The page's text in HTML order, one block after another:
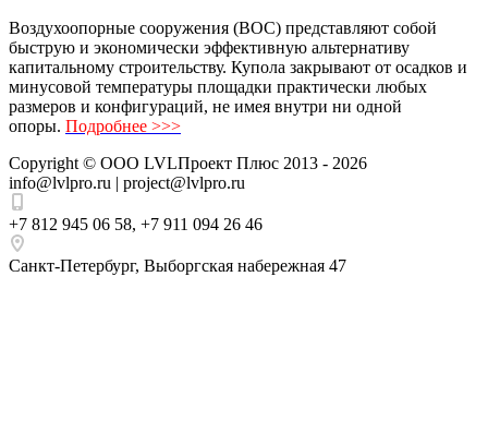
Воздухоопорные сооружения (ВОС) представляют собой
быструю и экономически эффективную альтернативу
капитальному строительству. Купола закрывают от осадков и
минусовой температуры площадки практически любых
размеров и конфигураций, не имея внутри ни одной
опоры. Подробнее >>>
Copyright © ООО LVLПроект Плюс 2013 - 2026
info@lvlpro.ru | project@lvlpro.ru
+7 812 945 06 58, +7 911 094 26 46
Санкт-Петербург, Выборгская набережная 47